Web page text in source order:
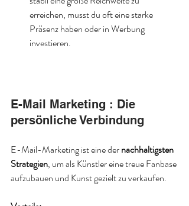
erreichen, musst du oft eine starke
Präsenz haben oder in Werbung
investieren.
E-Mail Marketing : Die
persönliche Verbindung
E-Mail-Marketing ist eine der nachhaltigsten
Strategien, um als Künstler eine treue Fanbase
aufzubauen und Kunst gezielt zu verkaufen.